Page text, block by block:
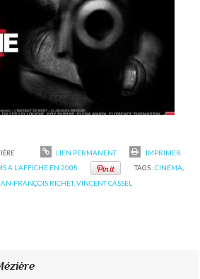
LIEN PERMANENT
IMPRIMER
A L'AFFICHE EN 2008 TAGS :CINÉMA
FRANÇOIS RICHET,VINCENT CASSEL